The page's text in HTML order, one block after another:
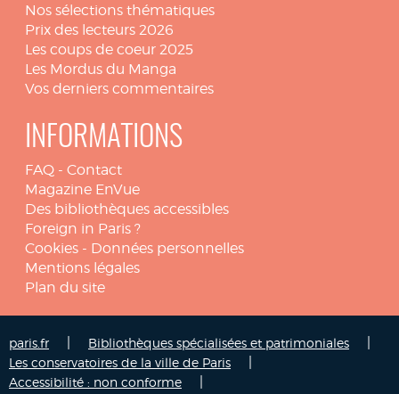
Nos sélections thématiques
Prix des lecteurs 2026
Les coups de coeur 2025
Les Mordus du Manga
Vos derniers commentaires
INFORMATIONS
FAQ - Contact
Magazine EnVue
Des bibliothèques accessibles
Foreign in Paris ?
Cookies - Données personnelles
Mentions légales
Plan du site
paris.fr Bibliothèques spécialisées et patrimoniales
Les conservatoires de la ville de Paris
Accessibilité : non conforme